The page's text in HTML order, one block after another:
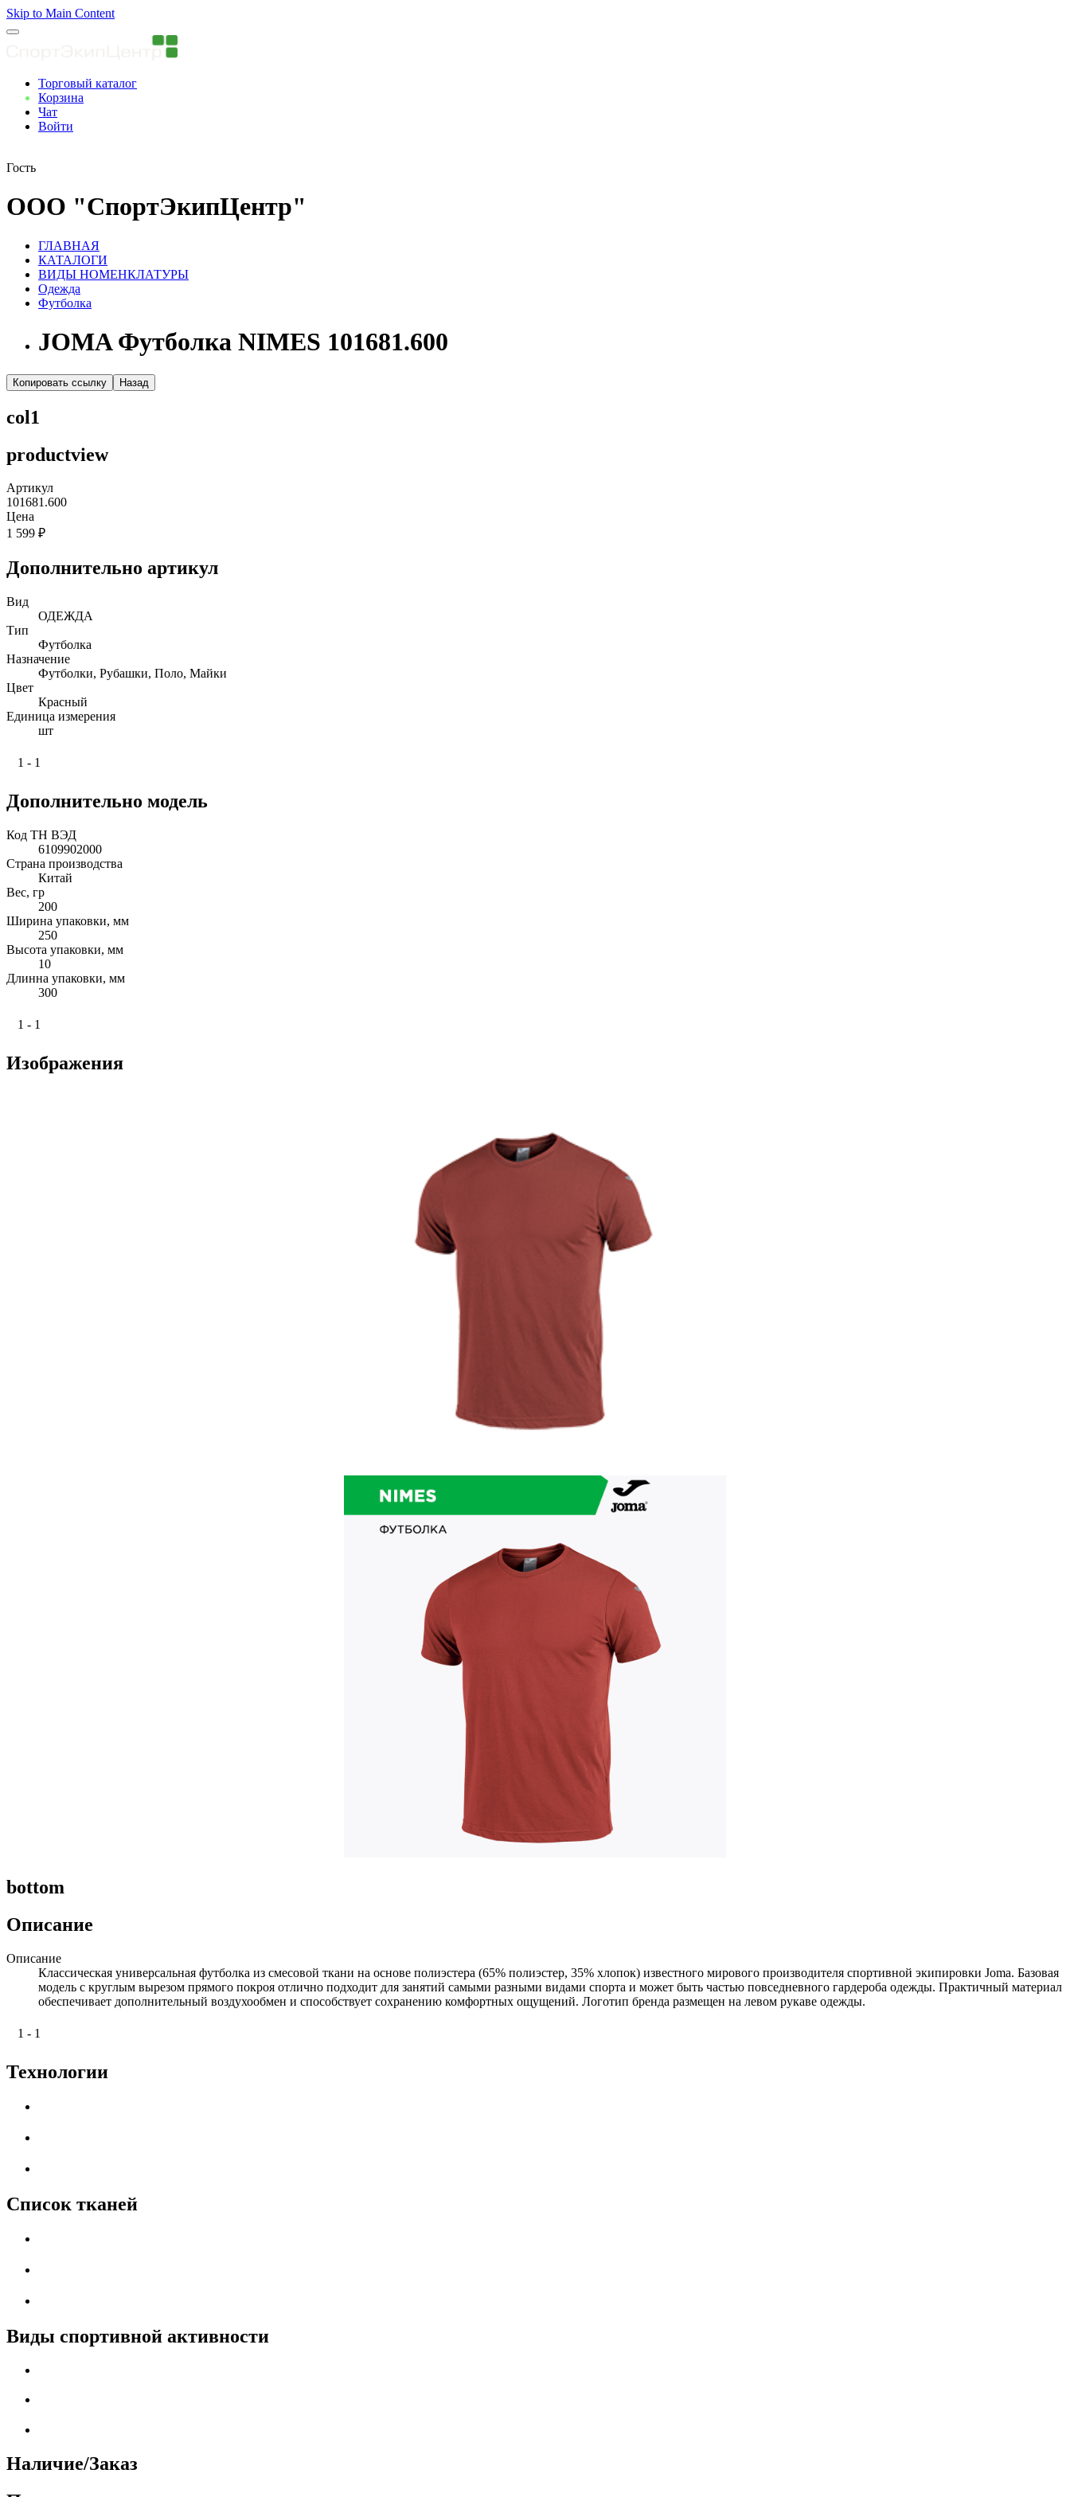
Skip to Main Content
Торговый каталог
Корзина
Чат
Войти
Гость
ООО "СпортЭкипЦентр"
ГЛАВНАЯ
КАТАЛОГИ
ВИДЫ НОМЕНКЛАТУРЫ
Одежда
Футболка
JOMA Футболка NIMES 101681.600
Копировать ссылку Назад
col1
productview
Артикул
101681.600
Цена
1 599 ₽
Дополнительно артикул
Вид
ОДЕЖДА
Тип
Футболка
Назначение
Футболки, Рубашки, Поло, Майки
Цвет
Красный
Единица измерения
шт
1 - 1
Дополнительно модель
Код ТН ВЭД
6109902000
Страна производства
Китай
Вес, гр
200
Ширина упаковки, мм
250
Высота упаковки, мм
10
Длинна упаковки, мм
300
1 - 1
Изображения
bottom
Описание
Описание
Классическая универсальная футболка из смесовой ткани на основе полиэстера (65% полиэстер, 35% хлопок) известного мирового производителя спортивной экипировки Joma. Базовая
модель c круглым вырезом прямого покроя отлично подходит для занятий самыми разными видами спорта и может быть частью повседневного гардероба одежды. Практичный материал
обеспечивает дополнительный воздухообмен и способствует сохранению комфортных ощущений. Логотип бренда размещен на левом рукаве одежды.
1 - 1
Технологии
Список тканей
Виды спортивной активности
Наличие/Заказ